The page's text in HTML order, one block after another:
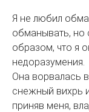
Я не любил
обманывать, но
образом, что я
недоразумения.
Она ворвалась
снежный вихрь
приняв меня,